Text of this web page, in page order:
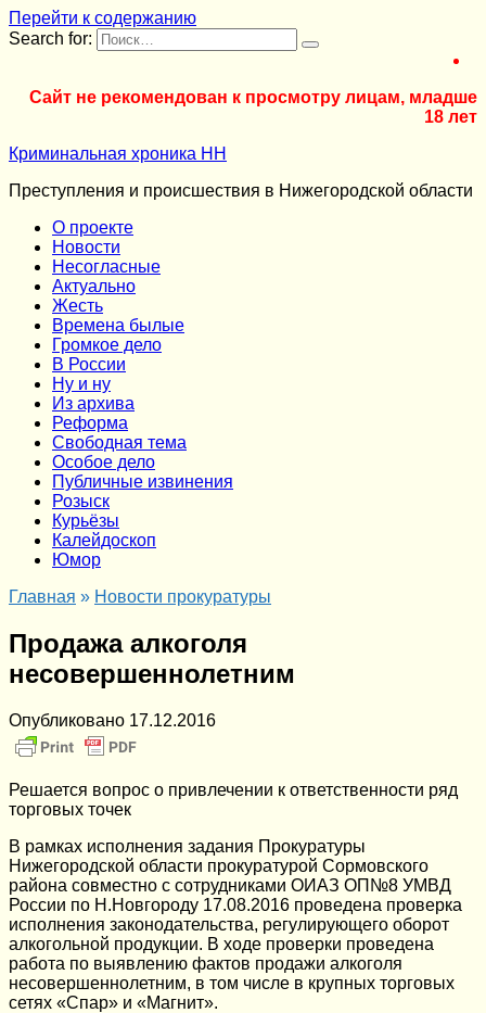
Перейти к содержанию
Search for:
Сайт не рекомендован к просмотру лицам, младше
18 лет
Криминальная хроника НН
Преступления и происшествия в Нижегородской области
О проекте
Новости
Несогласные
Актуально
Жесть
Времена былые
Громкое дело
В России
Ну и ну
Из архива
Реформа
Cвободная тема
Особое дело
Публичные извинения
Розыск
Курьёзы
Калейдоскоп
Юмор
Главная » Новости прокуратуры
Продажа алкоголя
несовершеннолетним
Опубликовано 17.12.2016
Решается вопрос о привлечении к ответственности ряд
торговых точек
В рамках исполнения задания Прокуратуры
Нижегородской области прокуратурой Сормовского
района совместно с сотрудниками ОИАЗ ОП№8 УМВД
России по Н.Новгороду 17.08.2016 проведена проверка
исполнения законодательства, регулирующего оборот
алкогольной продукции. В ходе проверки проведена
работа по выявлению фактов продажи алкоголя
несовершеннолетним, в том числе в крупных торговых
сетях «Спар» и «Магнит».